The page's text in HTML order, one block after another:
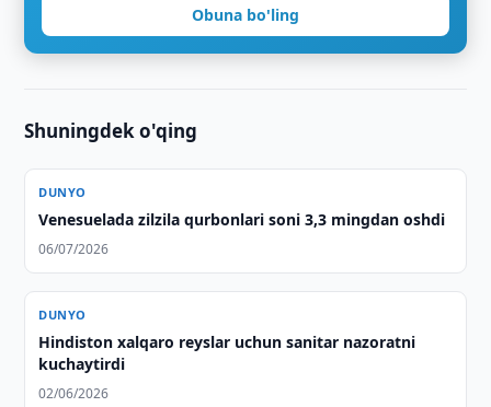
Obuna bo'ling
Shuningdek o'qing
DUNYO
Venesuelada zilzila qurbonlari soni 3,3 mingdan oshdi
06/07/2026
DUNYO
Hindiston xalqaro reyslar uchun sanitar nazoratni
kuchaytirdi
02/06/2026